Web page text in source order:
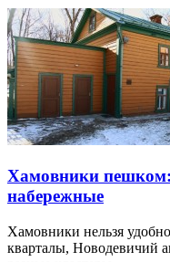
Хамовники пешком:
набережные
Хамовники нельзя
кварталы, Новодевичий